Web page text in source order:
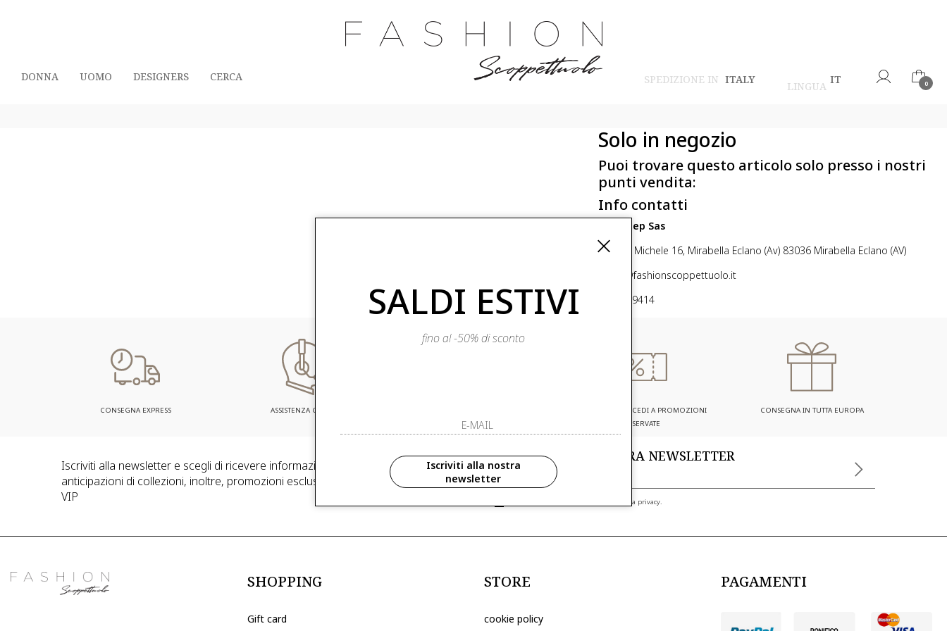
SPEDIZIONE IN ITALY
LINGUA
IT 0
DONNA UOMO DESIGNERS CERCA
Solo in negozio
Puoi trovare questo articolo solo presso i nostri
punti vendita:
Info contatti
First step Sas
Via San Michele 16, Mirabella Eclano (Av) 83036 Mirabella Eclano (AV)
ordini@fashionscoppettuolo.it
0825449414
CONSEGNA EXPRESS ASSISTENZA CLIENTI
ISCRIVITI ED ACCEDI A PROMOZIONI
RISERVATE
CONSEGNA IN TUTTA EUROPA
Iscriviti alla newsletter e scegli di ricevere informazioni in anteprima ed
anticipazioni di collezioni, inoltre, promozioni esclusive riservate ai nostri clienti
VIP
ISCRIVITI ALLA NOSTRA NEWSLETTER
ho letto ed accettato le condizioni sulla privacy.
SHOPPING
Gift card
STORE
cookie policy
PAGAMENTI
SALDI ESTIVI
fino al -50% di sconto
Iscriviti alla nostra
newsletter